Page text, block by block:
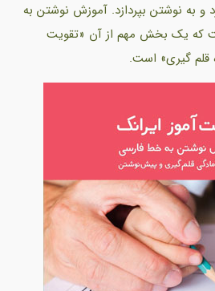
و به نوشتن بپردازد. آموزش نوشتن به
که یک بخش مهم از آن «‌تقویت
قلم گیری» است.